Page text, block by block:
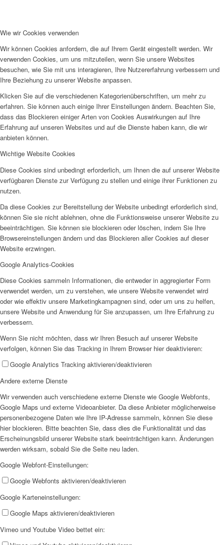
Wie wir Cookies verwenden
Wir können Cookies anfordern, die auf Ihrem Gerät eingestellt werden. Wir
verwenden Cookies, um uns mitzuteilen, wenn Sie unsere Websites
besuchen, wie Sie mit uns interagieren, Ihre Nutzererfahrung verbessern und
Ihre Beziehung zu unserer Website anpassen.
Klicken Sie auf die verschiedenen Kategorienüberschriften, um mehr zu
erfahren. Sie können auch einige Ihrer Einstellungen ändern. Beachten Sie,
dass das Blockieren einiger Arten von Cookies Auswirkungen auf Ihre
Erfahrung auf unseren Websites und auf die Dienste haben kann, die wir
anbieten können.
Wichtige Website Cookies
Diese Cookies sind unbedingt erforderlich, um Ihnen die auf unserer Website
verfügbaren Dienste zur Verfügung zu stellen und einige ihrer Funktionen zu
nutzen.
Da diese Cookies zur Bereitstellung der Website unbedingt erforderlich sind,
können Sie sie nicht ablehnen, ohne die Funktionsweise unserer Website zu
beeinträchtigen. Sie können sie blockieren oder löschen, indem Sie Ihre
Browsereinstellungen ändern und das Blockieren aller Cookies auf dieser
Website erzwingen.
Google Analytics-Cookies
Diese Cookies sammeln Informationen, die entweder in aggregierter Form
verwendet werden, um zu verstehen, wie unsere Website verwendet wird
oder wie effektiv unsere Marketingkampagnen sind, oder um uns zu helfen,
unsere Website und Anwendung für Sie anzupassen, um Ihre Erfahrung zu
verbessern.
Wenn Sie nicht möchten, dass wir Ihren Besuch auf unserer Website
verfolgen, können Sie das Tracking in Ihrem Browser hier deaktivieren:
Google Analytics Tracking aktivieren/deaktivieren
Andere externe Dienste
Wir verwenden auch verschiedene externe Dienste wie Google Webfonts,
Google Maps und externe Videoanbieter. Da diese Anbieter möglicherweise
personenbezogene Daten wie Ihre IP-Adresse sammeln, können Sie diese
hier blockieren. Bitte beachten Sie, dass dies die Funktionalität und das
Erscheinungsbild unserer Website stark beeinträchtigen kann. Änderungen
werden wirksam, sobald Sie die Seite neu laden.
Google Webfont-Einstellungen:
Google Webfonts aktivieren/deaktivieren
Google Karteneinstellungen:
Google Maps aktivieren/deaktivieren
Vimeo und Youtube Video bettet ein: